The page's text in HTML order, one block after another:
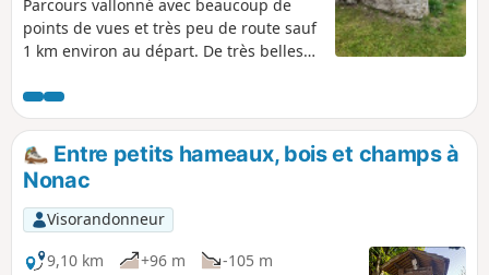
Parcours vallonné avec beaucoup de
points de vues et très peu de route sauf
1 km environ au départ. De très belles
puits remarquables et beaucoup de
bovins, des prairies et des bois.
Entre petits hameaux, bois et champs à
Nonac
Visorandonneur
9,10 km
+96 m
-105 m